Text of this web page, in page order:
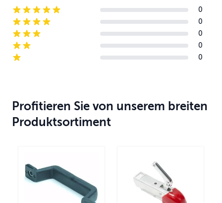
5-star reviews
0
4-star reviews
0
3-star reviews
0
2-star reviews
0
1-star reviews
0
Profitieren Sie von unserem breiten
Produktsortiment